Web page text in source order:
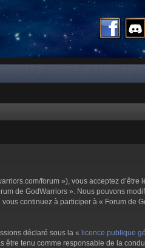
forum »), vous acceptez
de GodWarriors ». Nous pouvons
continuez à participer à « Forum de
déclaré sous la « licence publique
tenu comme responsable de la